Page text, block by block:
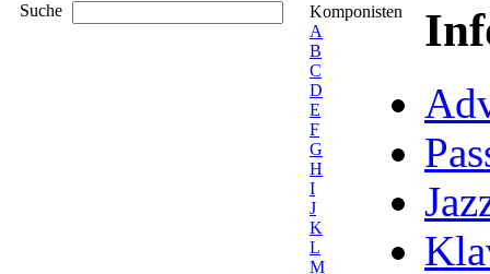
Suche
Komponisten
A
B
C
D
E
F
G
H
I
J
K
L
M